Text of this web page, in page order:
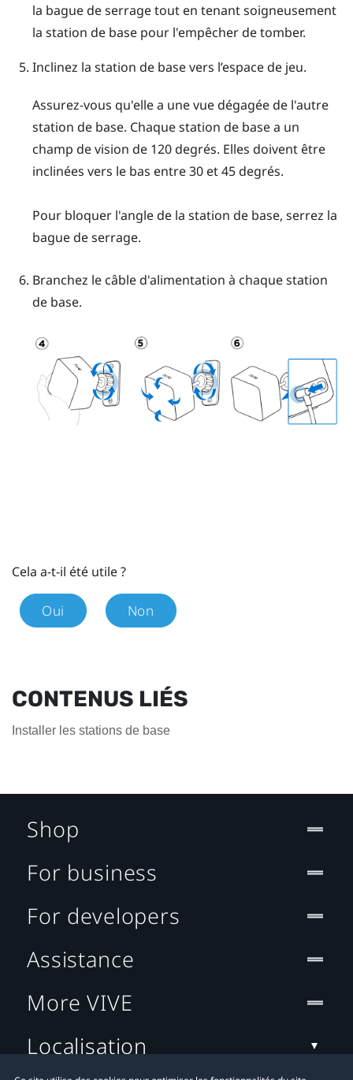
la bague de serrage tout en tenant soigneusement
la station de base pour l'empêcher de tomber.
Inclinez la station de base vers l’espace de jeu.
Assurez-vous qu'elle a une vue dégagée de l'autre
station de base. Chaque station de base a un
champ de vision de 120 degrés. Elles doivent être
inclinées vers le bas entre 30 et 45 degrés.
Pour bloquer l'angle de la station de base, serrez la
bague de serrage.
Branchez le câble d'alimentation à chaque station
de base.
Cela a-t-il été utile ?
Oui Non
CONTENUS LIÉS
Installer les stations de base
Shop
For business
For developers
Assistance
More VIVE
Localisation